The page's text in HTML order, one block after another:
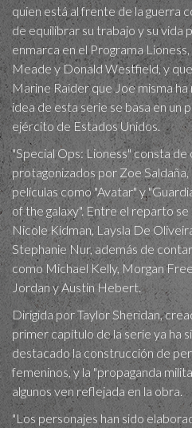
quien está al frente de la guerra
de equilibrar su trabajo y su vida
enmarca en el Programa
Meade y Donald Westfield, y
Marine Raider que Joe misma
idea de esta serie se basa en un
ejército de Estados Unidos.
"Special Ops: Lioness" consta de
protagonizados por Zoe
películas como "Avatar" y
of the galaxy". Entre el reparto
Nicole Kidman, Laysla De
Stephanie Nur, además de
como Michael Kelly, Morgan
Jordan y Austin Hebert.
Dirigida por Taylor Sheridan,
primer capítulo de la serie ya ha
destacado la construcción de
femeninos, y la "propaganda
algunos ven reflejada en la obra.
"Los personajes han sido